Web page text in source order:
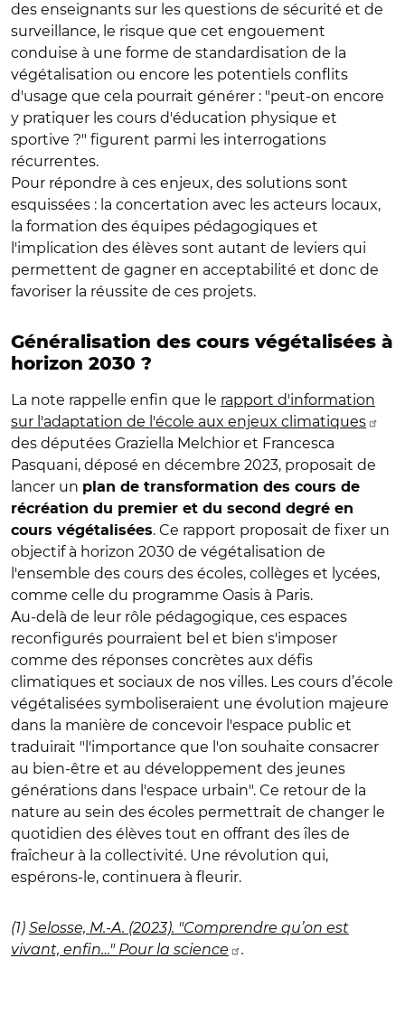
des enseignants sur les questions de sécurité et de
surveillance, le risque que cet engouement
conduise à une forme de standardisation de la
végétalisation ou encore les potentiels conflits
d'usage que cela pourrait générer : "peut-on encore
y pratiquer les cours d'éducation physique et
sportive ?" figurent parmi les interrogations
récurrentes.
Pour répondre à ces enjeux, des solutions sont
esquissées : la concertation avec les acteurs locaux,
la formation des équipes pédagogiques et
l'implication des élèves sont autant de leviers qui
permettent de gagner en acceptabilité et donc de
favoriser la réussite de ces projets.
Généralisation des cours végétalisées à
horizon 2030 ?
La note rappelle enfin que le rapport d'information
sur l'adaptation de l'école aux enjeux climatiques
des députées Graziella Melchior et Francesca
Pasquani, déposé en décembre 2023, proposait de
lancer un plan de transformation des cours de
récréation du premier et du second degré en
cours végétalisées. Ce rapport proposait de fixer un
objectif à horizon 2030 de végétalisation de
l'ensemble des cours des écoles, collèges et lycées,
comme celle du programme Oasis à Paris.
Au-delà de leur rôle pédagogique, ces espaces
reconfigurés pourraient bel et bien s'imposer
comme des réponses concrètes aux défis
climatiques et sociaux de nos villes. Les cours d’école
végétalisées symboliseraient une évolution majeure
dans la manière de concevoir l'espace public et
traduirait "l'importance que l'on souhaite consacrer
au bien-être et au développement des jeunes
générations dans l'espace urbain". Ce retour de la
nature au sein des écoles permettrait de changer le
quotidien des élèves tout en offrant des îles de
fraîcheur à la collectivité. Une révolution qui,
espérons-le, continuera à fleurir.
(1) Selosse, M.-A. (2023). "Comprendre qu’on est
vivant, enfin…" Pour la science
.